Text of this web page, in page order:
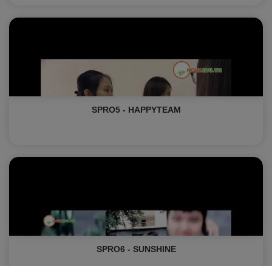
SPRO5 - HAPPYTEAM
SPRO6 - SUNSHINE